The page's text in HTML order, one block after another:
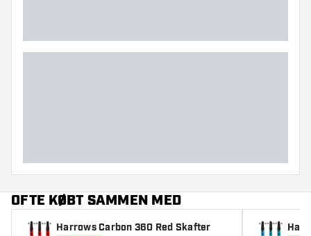
OFTE KØBT SAMMEN MED
Harrows Carbon 360 Red Skafter